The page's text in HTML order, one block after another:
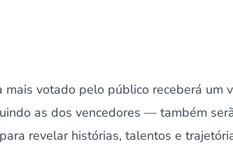
votado pelo público receberá um
as dos vencedores — também
revelar histórias, talentos e